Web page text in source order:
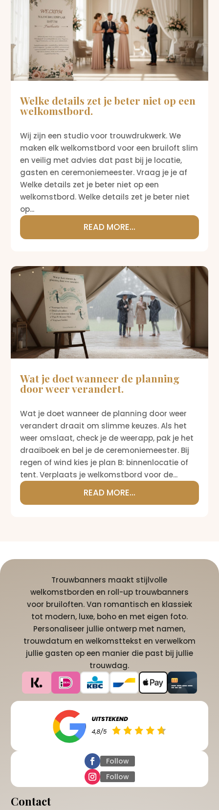
Welke details zet je beter niet op een
welkomstbord.
Wij zijn een studio voor trouwdrukwerk. We
maken elk welkomstbord voor een bruiloft slim
en veilig met advies dat past bij je locatie,
gasten en ceremoniemeester. Vraag je je af
Welke details zet je beter niet op een
welkomstbord. Welke details zet je beter niet
op...
READ MORE...
Wat je doet wanneer de planning
door weer verandert.
Wat je doet wanneer de planning door weer
verandert draait om slimme keuzes. Als het
weer omslaat, check je de weerapp, pak je het
draaiboek en bel je de ceremoniemeester. Bij
regen of wind kies je plan B: binnenlocatie of
tent. Verplaats je welkomstbord voor de...
READ MORE...
Trouwbanners maakt stijlvolle
welkomstborden en roll-up trouwbanners
voor bruiloften. Van romantisch en klassiek
tot modern, luxe, boho en met eigen foto.
Personaliseer jullie ontwerp met namen,
trouwdatum en welkomsttekst en verwelkom
jullie gasten op een manier die past bij jullie
trouwdag.
Follow
Follow
Contact